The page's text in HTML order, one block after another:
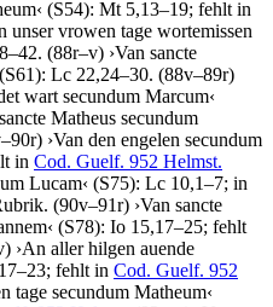
‹ (S54): Mt 5,13–19; fehlt in
unser vrowen tage wortemissen
(88r–v) ›Van sancte
(S61): Lc 22,24–30. (88v–89r)
wart secundum Marcum‹
Matheus secundum
›Van den engelen secundum
in Cod. Guelf. 952 Helmst.
Lucam‹ (S75): Lc 10,1–7; in
(90v–91r) ›Van sancte
‹ (S78): Io 15,17–25; fehlt
›An aller hilgen auende
fehlt in Cod. Guelf. 952
tage secundum Matheum‹